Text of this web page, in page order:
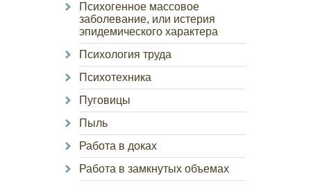
Психогенное массовое
заболевание, или истерия
эпидемического характера
Психология труда
Психотехника
Пуговицы
Пыль
Работа в доках
Работа в замкнутых объемах